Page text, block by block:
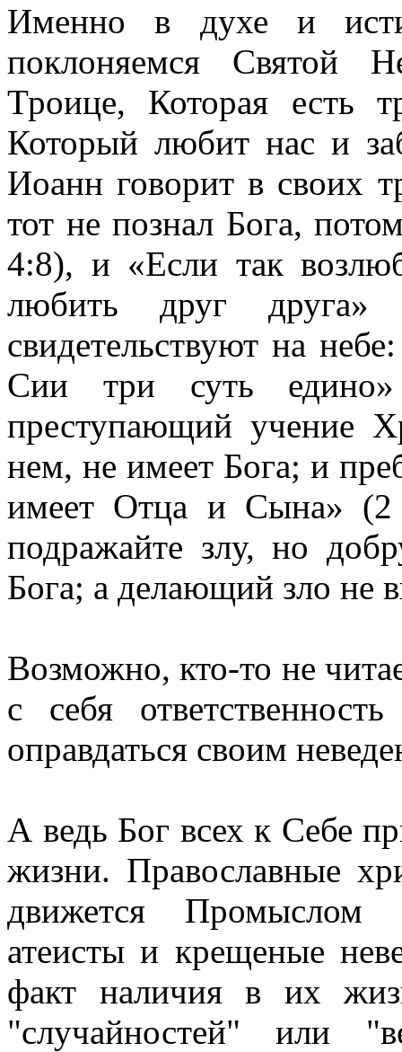
Именно в духе и
поклоняемся Святой
Троице, Которая
Который любит нас и
Иоанн говорит в своих
тот не познал Бога,
4:8), и «Если так
любить друг
свидетельствуют на
Сии три суть
преступающий учение
нем, не имеет Бога; и
имеет Отца и Сына»
подражайте злу, но
Бога; а делающий зло не
Возможно, кто-то не
с себя
оправдаться своим
А ведь Бог всех к Себе
жизни. Православные
движется Промыслом
атеисты и крещеные
факт наличия в их
"случайностей" или